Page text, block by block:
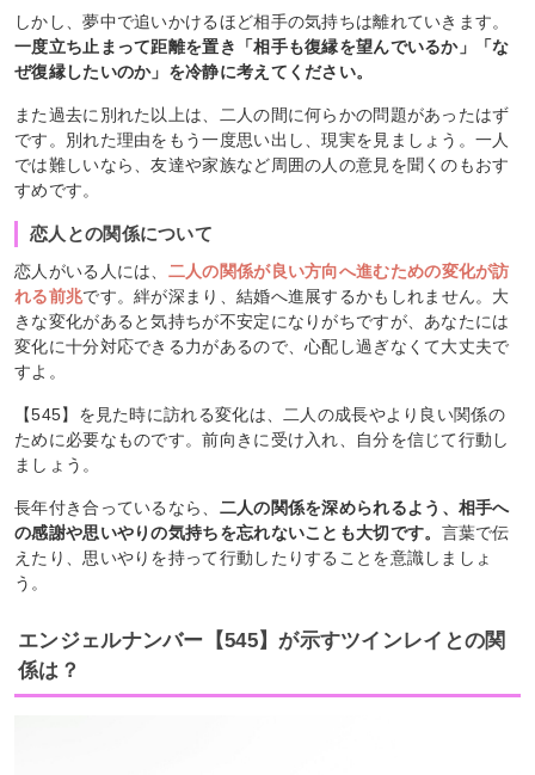
しかし、夢中で追いかけるほど相手の気持ちは離れていきます。
一度立ち止まって距離を置き「相手も復縁を望んでいるか」「な
ぜ復縁したいのか」を冷静に考えてください。
また過去に別れた以上は、二人の間に何らかの問題があったはず
です。別れた理由をもう一度思い出し、現実を見ましょう。一人
では難しいなら、友達や家族など周囲の人の意見を聞くのもおす
すめです。
恋人との関係について
恋人がいる人には、 二人の関係が良い方向へ進むための変化が訪
れる前兆です。絆が深まり、結婚へ進展するかもしれません。大
きな変化があると気持ちが不安定になりがちですが、あなたには
変化に十分対応できる力があるので、心配し過ぎなくて大丈夫で
すよ。
【545】を見た時に訪れる変化は、二人の成長やより良い関係の
ために必要なものです。前向きに受け入れ、自分を信じて行動し
ましょう。
長年付き合っているなら、 二人の関係を深められるよう、相手へ
の感謝や思いやりの気持ちを忘れないことも大切です。 言葉で伝
えたり、思いやりを持って行動したりすることを意識しましょ
う。
エンジェルナンバー【545】が示すツインレイとの関
係は？